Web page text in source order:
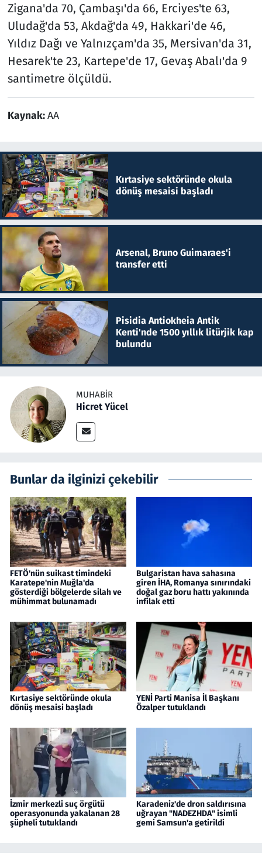
Zigana'da 70, Çambaşı'da 66, Erciyes'te 63,
Uludağ'da 53, Akdağ'da 49, Hakkari'de 46,
Yıldız Dağı ve Yalnızçam'da 35, Mersivan'da 31,
Hesarek'te 23, Kartepe'de 17, Gevaş Abalı'da 9
santimetre ölçüldü.
Kaynak:AA
Kırtasiye sektöründe okula
dönüş mesaisi başladı
Arsenal, Bruno Guimaraes'i
transfer etti
Pisidia Antiokheia Antik
Kenti'nde 1500 yıllık litürjik kap
bulundu
MUHABIR
Hicret Yücel
Bunlar da ilginizi çekebilir
FETÖ'nün suikast timindeki
Karatepe'nin Muğla'da
gösterdiği bölgelerde silah ve
mühimmat bulunamadı
Bulgaristan hava sahasına
giren İHA, Romanya sınırındaki
doğal gaz boru hattı yakınında
infilak etti
Kırtasiye sektöründe okula
dönüş mesaisi başladı
YENİ Parti Manisa İl Başkanı
Özalper tutuklandı
İzmir merkezli suç örgütü
operasyonunda yakalanan 28
şüpheli tutuklandı
Karadeniz'de dron saldırısına
uğrayan "NADEZHDA" isimli
gemi Samsun'a getirildi
Teknoloji ve Bilim
Televizyon